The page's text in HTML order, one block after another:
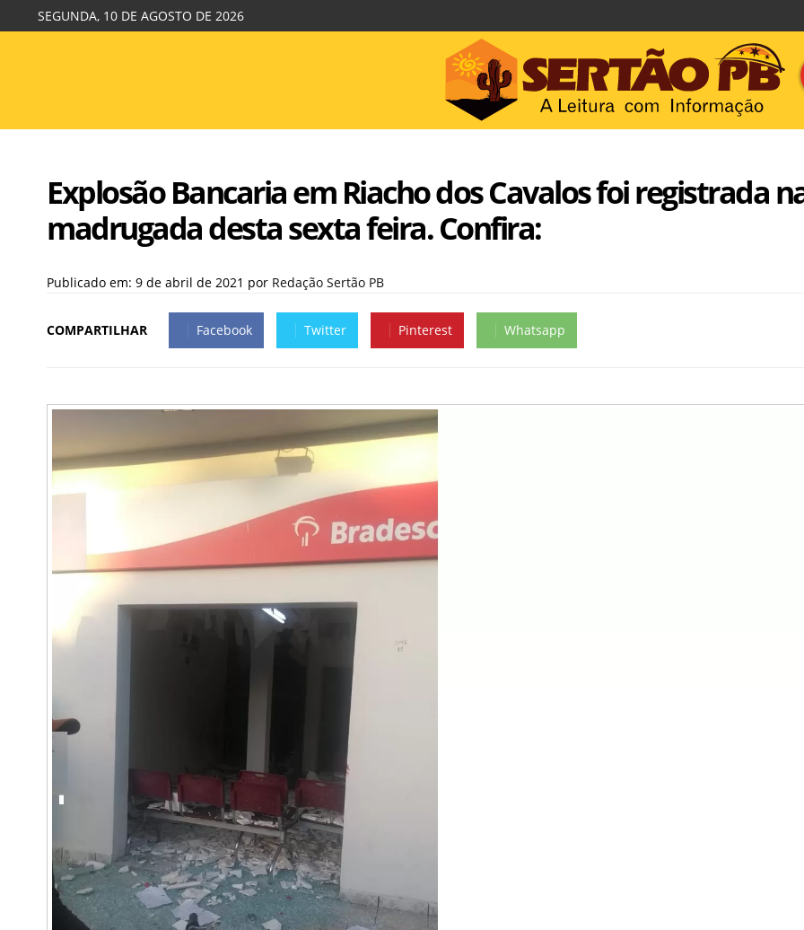
SEGUNDA, 10 DE AGOSTO DE 2026
Explosão Bancaria em Riacho dos Cavalos foi registrada
madrugada desta sexta feira. Confira:
Publicado em: 9 de abril de 2021 por Redação Sertão PB
COMPARTILHAR Facebook Twitter Pinterest Whatsapp